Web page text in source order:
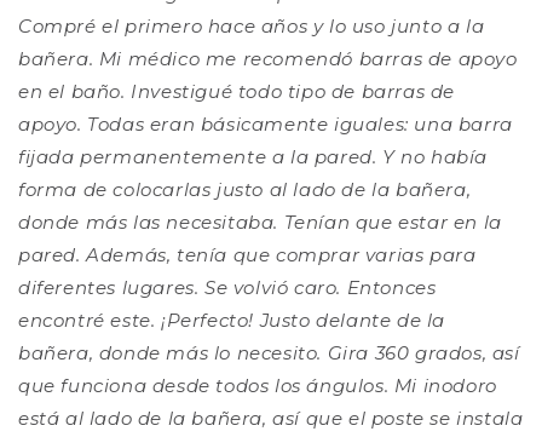
Compré el primero hace años y lo uso junto a la
bañera. Mi médico me recomendó barras de apoyo
en el baño. Investigué todo tipo de barras de
apoyo. Todas eran básicamente iguales: una barra
fijada permanentemente a la pared. Y no había
forma de colocarlas justo al lado de la bañera,
donde más las necesitaba. Tenían que estar en la
pared. Además, tenía que comprar varias para
diferentes lugares. Se volvió caro. Entonces
encontré este. ¡Perfecto! Justo delante de la
bañera, donde más lo necesito. Gira 360 grados, así
que funciona desde todos los ángulos. Mi inodoro
está al lado de la bañera, así que el poste se instala